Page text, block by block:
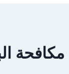
مكافحة